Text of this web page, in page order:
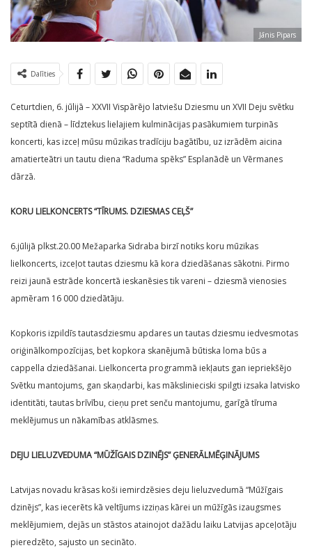
Jānis Pipars
Dalīties
Ceturtdien, 6. jūlijā – XXVII Vispārējo latviešu Dziesmu un XVII Deju svētku
septītā dienā – līdztekus lielajiem kulminācijas pasākumiem turpinās
koncerti, kas izceļ mūsu mūzikas tradīciju bagātību, uz izrādēm aicina
amatierteātri un tautu diena “Raduma spēks” Esplanādē un Vērmanes
dārzā.
KORU LIELKONCERTS “TĪRUMS. DZIESMAS CEĻŠ”
6.jūlijā plkst.20.00 Mežaparka Sidraba birzī notiks koru mūzikas
lielkoncerts, izceļot tautas dziesmu kā kora dziedāšanas sākotni. Pirmo
reizi jaunā estrāde koncertā ieskanēsies tik vareni – dziesmā vienosies
apmēram 16 000 dziedātāju.
Kopkoris izpildīs tautasdziesmu apdares un tautas dziesmu iedvesmotas
oriģinālkompozīcijas, bet kopkora skanējumā būtiska loma būs a
cappella dziedāšanai. Lielkoncerta programmā iekļauts gan iepriekšējo
Svētku mantojums, gan skaņdarbi, kas mākslinieciski spilgti izsaka latvisko
identitāti, tautas brīvību, cieņu pret senču mantojumu, garīgā tīruma
meklējumus un nākamības atklāsmes.
DEJU LIELUZVEDUMA “MŪŽĪGAIS DZINĒJS” ĢENERĀLMĒĢINĀJUMS
Latvijas novadu krāsas koši iemirdzēsies deju lieluzvedumā “Mūžīgais
dzinējs”, kas iecerēts kā veltījums izziņas kārei un mūžīgās izaugsmes
meklējumiem, dejās un stāstos atainojot dažādu laiku Latvijas apceļotāju
pieredzēto, sajusto un secināto.